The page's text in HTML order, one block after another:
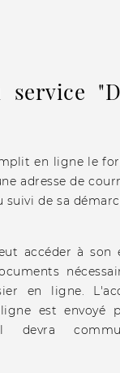
en ligne le
adresse de
de sa
accéder à son
en ligne.
est envoyé
devra